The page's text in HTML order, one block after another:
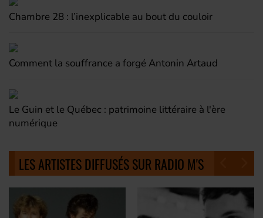
Chambre 28 : l’inexplicable au bout du couloir
Comment la souffrance a forgé Antonin Artaud
Le Guin et le Québec : patrimoine littéraire à l'ère
numérique
LES ARTISTES DIFFUSÉS SUR RADIO M'S